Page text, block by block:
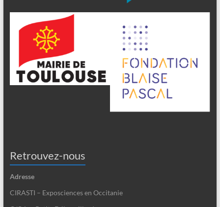
Retrouvez-nous
Adresse
CIRASTI – Exposciences en Occitanie